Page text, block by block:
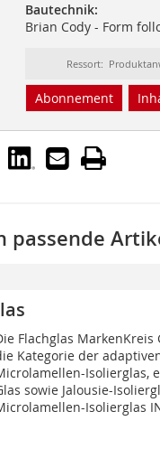
Bautechnik:
Brian Cody - Form
Ressort:
Abonnement
passende
Flachglas MarkenKreis
Kategorie der
Isolierglas,
sowie Jalousie-
Isolierglas